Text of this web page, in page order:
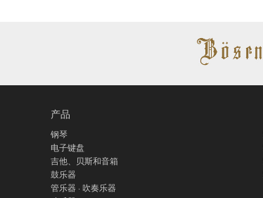
产品
钢琴
电子键盘
吉他、贝斯和音箱
鼓乐器
管乐器 · 吹奏乐器